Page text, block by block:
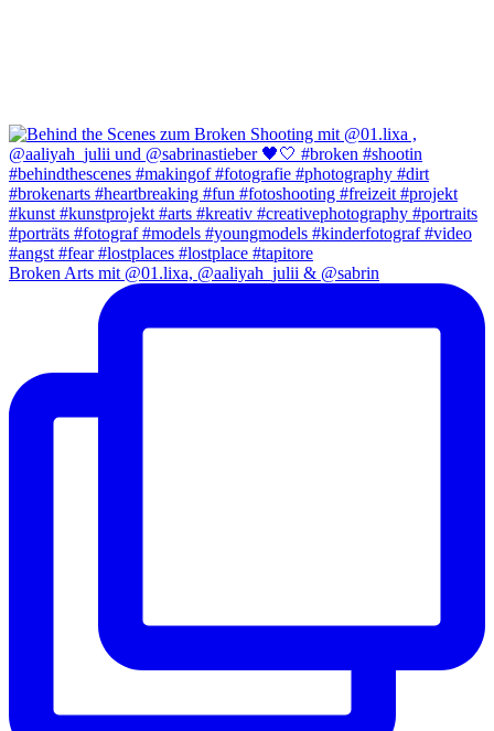
Broken Arts mit @01.lixa, @aaliyah_julii & @sabrin